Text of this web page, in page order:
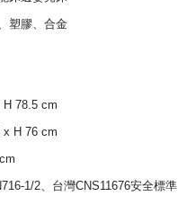
塑膠、合金
78.5 cm
x H 76 cm
1/2、台灣CNS11676安全標準